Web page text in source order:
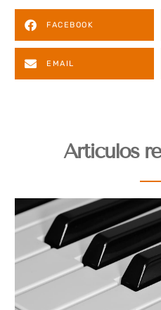
FACEBOOK
EMAIL
Articulos